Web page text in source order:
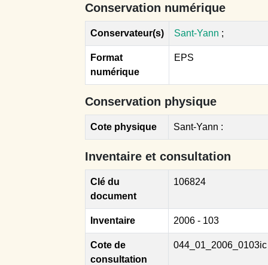
Conservation numérique
Conservateur(s) Sant-Yann ;
Format
numérique
EPS
Conservation physique
Cote physique Sant-Yann :
Inventaire et consultation
Clé du
document
106824
Inventaire 2006 - 103
Cote de
consultation
044_01_2006_0103ic